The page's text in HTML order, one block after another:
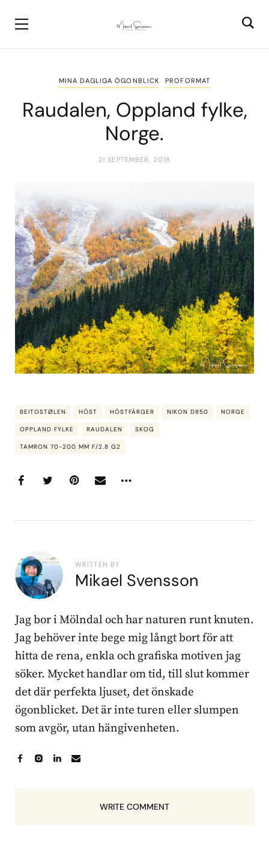
MINA DAGLIGA ÖGONBLICK PROFORMAT
Raudalen, Oppland fylke,
Norge.
21 SEPTEMBER, 2018
BEITOSTØLEN HÖST HÖSTFÄRGER NIKON D850 NORGE
OPPLAND FYLKE RAUDALEN SKOG
TAMRON 70-200 MM F/2.8 G2
WRITTEN BY
Mikael Svensson
Jag bor i Mölndal och har naturen runt knuten.
Jag behöver inte bege mig långt bort för att
hitta de rena, enkla och grafiska motiven jag
söker. Mycket handlar om tid, till slut kommer
det där perfekta ljuset, det önskade
ögonblicket. Det är inte turen eller slumpen
som avgör, utan hängivenheten.
WRITE COMMENT